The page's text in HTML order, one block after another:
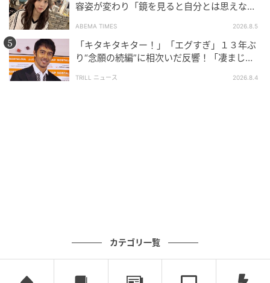
容姿が変わり「鏡を見ると自分とは思えなか
ABEMA TIMES 2026.8.5
「キタキタキター！」「エグすぎ」１３年ぶ
り“念願の続編”に相次いだ反響！「凄まじく
TRILL ニュース 2026.8.4
カテゴリ一覧